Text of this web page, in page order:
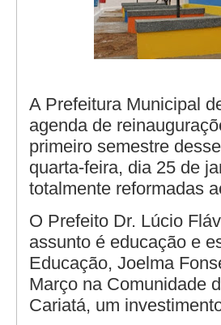
A Prefeitura Municipal
agenda de
primeiro semestre
quarta-feira, dia 25 de
totalmente reformadas
O Prefeito Dr. Lúcio
assunto é educação e
Educação, Joelma
Março na Comunidade
Cariatá, um